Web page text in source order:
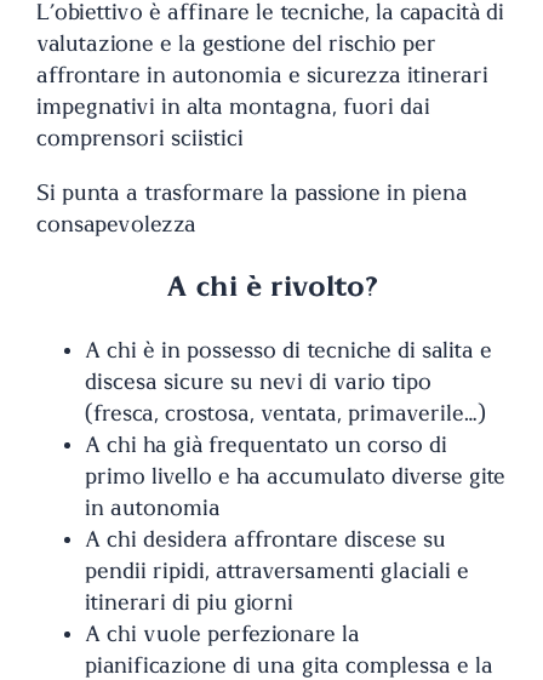
L’obiettivo è affinare le tecniche, la capacità di
valutazione e la gestione del rischio per
affrontare in autonomia e sicurezza itinerari
impegnativi in alta montagna, fuori dai
comprensori sciistici
Si punta a trasformare la passione in piena
consapevolezza
A chi è rivolto?
A chi è in possesso di tecniche di salita e
discesa sicure su nevi di vario tipo
(fresca, crostosa, ventata, primaverile…)
A chi ha già frequentato un corso di
primo livello e ha accumulato diverse gite
in autonomia
A chi desidera affrontare discese su
pendii ripidi, attraversamenti glaciali e
itinerari di più giorni
A chi vuole perfezionare la
pianificazione di una gita complessa e la